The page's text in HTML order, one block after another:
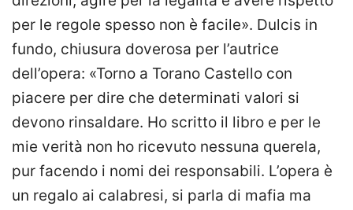
per le regole spesso non è facile». Dulcis in
fundo, chiusura doverosa per l’autrice
dell’opera: «Torno a Torano Castello con
piacere per dire che determinati valori si
devono rinsaldare. Ho scritto il libro e per le
mie verità non ho ricevuto nessuna querela,
pur facendo i nomi dei responsabili. L’opera è
un regalo ai calabresi, si parla di mafia ma